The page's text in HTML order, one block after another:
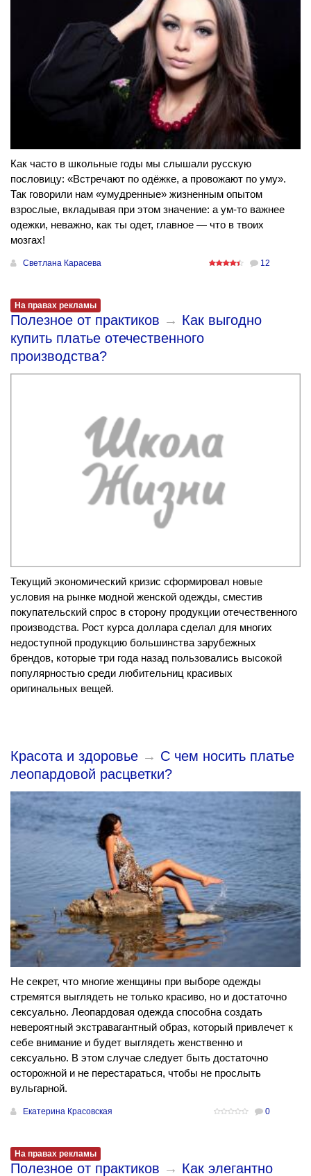
Как часто в школьные годы мы слышали русскую
пословицу: «Встречают по одёжке, а провожают по уму».
Так говорили нам «умудренные» жизненным опытом
взрослые, вкладывая при этом значение: а ум-то важнее
одежки, неважно, как ты одет, главное — что в твоих
мозгах!
Светлана Карасева 12
На правах рекламы
Полезное от практиков → Как выгодно
купить платье отечественного
производства?
Текущий экономический кризис сформировал новые
условия на рынке модной женской одежды, сместив
покупательский спрос в сторону продукции отечественного
производства. Рост курса доллара сделал для многих
недоступной продукцию большинства зарубежных
брендов, которые три года назад пользовались высокой
популярностью среди любительниц красивых
оригинальных вещей.
Красота и здоровье → С чем носить платье
леопардовой расцветки?
Не секрет, что многие женщины при выборе одежды
стремятся выглядеть не только красиво, но и достаточно
сексуально. Леопардовая одежда способна создать
невероятный экстравагантный образ, который привлечет к
себе внимание и будет выглядеть женственно и
сексуально. В этом случае следует быть достаточно
осторожной и не перестараться, чтобы не прослыть
вульгарной.
Екатерина Красовская 0
На правах рекламы
Полезное от практиков → Как элегантно